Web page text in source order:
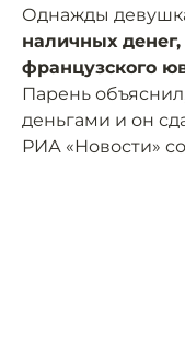
Однажды
наличных
французского
Парень
деньгами и он
РИА «Новости»